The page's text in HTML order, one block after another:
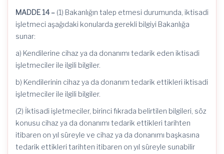
MADDE 14 – (1) Bakanlığın talep etmesi durumunda, iktisadi
işletmeci aşağıdaki konularda gerekli bilgiyi Bakanlığa
sunar:
a) Kendilerine cihaz ya da donanımı tedarik eden iktisadi
işletmeciler ile ilgili bilgiler.
b) Kendilerinin cihaz ya da donanım tedarik ettikleri iktisadi
işletmeciler ile ilgili bilgiler.
(2) İktisadi işletmeciler, birinci fıkrada belirtilen bilgileri, söz
konusu cihaz ya da donanımı tedarik ettikleri tarihten
itibaren on yıl süreyle ve cihaz ya da donanımı başkasına
tedarik ettikleri tarihten itibaren on yıl süreyle sunabilir